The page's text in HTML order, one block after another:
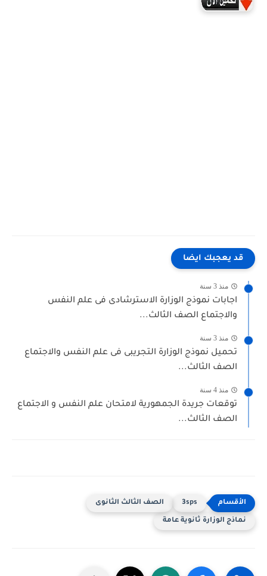
يعجبك ايضا
منذ 3 سنة
نموذج الوزارة الاسترشادى فى علم النفس
الصف الثالث...
منذ 3 سنة
نموذج الوزارة التجريبى فى علم النفس والاجتماع
الثالث...
منذ 4 سنة
جريدة الجمهورية لامتحان علم النفس و الاجتماع
الثالث...
3sps الصف الثالث الثانوى
الوزارة ثانوية عامة